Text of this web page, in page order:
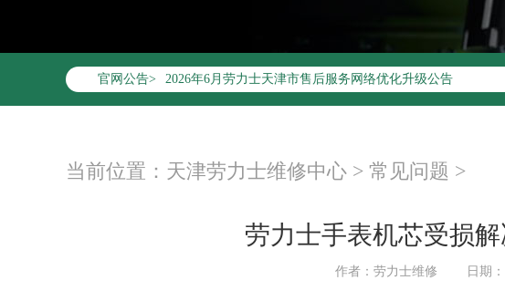
官网公告>
2026年6月劳力士天津市售后服务网络优化升级公告
2026年6月天津市劳力士官方售后客户服务热线：400-805-
天津市和平区赤峰道136号天津国际金融中心26层2603室劳
当前位置： 天津劳力士维修中心 > 常见问题 >
劳力士手表机芯受损
作者：劳力士维修 日期